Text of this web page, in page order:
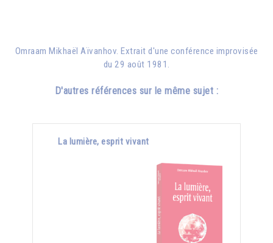
Omraam Mikhaël Aïvanhov. Extrait d'une conférence improvisée
du 29 août 1981.
D'autres références sur le même sujet :
La lumière, esprit vivant